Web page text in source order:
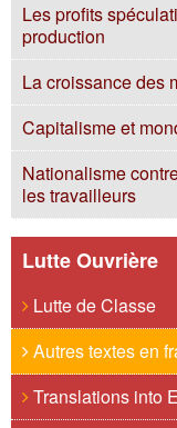
Les profits
production
La croissance des
Capitalisme et
Nationalisme
les travailleurs
Lutte Ouvrière
Lutte de Classe
Autres textes en
Translations into